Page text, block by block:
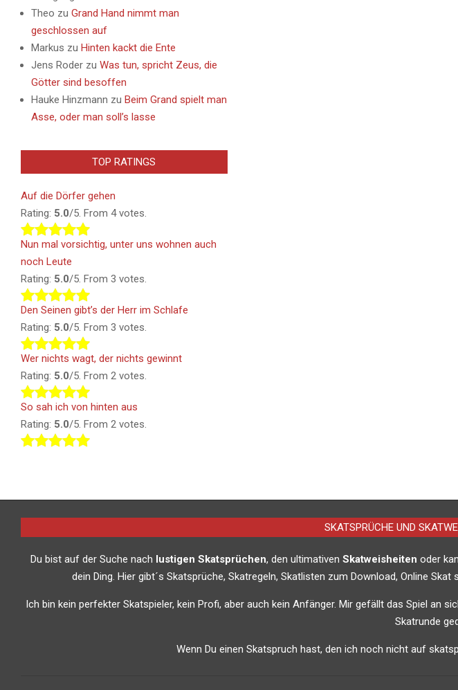
Theo zu Grand Hand nimmt man
geschlossen auf
Markus zu Hinten kackt die Ente
Jens Roder zu Was tun, spricht Zeus, die
Götter sind besoffen
Hauke Hinzmann zu Beim Grand spielt man
Asse, oder man soll’s lasse
TOP RATINGS
Auf die Dörfer gehen
Rating: 5.0/5. From 4 votes.
Nun mal vorsichtig, unter uns wohnen auch
noch Leute
Rating: 5.0/5. From 3 votes.
Den Seinen gibt’s der Herr im Schlafe
Rating: 5.0/5. From 3 votes.
Wer nichts wagt, der nichts gewinnt
Rating: 5.0/5. From 2 votes.
So sah ich von hinten aus
Rating: 5.0/5. From 2 votes.
SKATSPRÜCHE UND
Du bist auf der Suche nach lustigen Skatsprüchen, den ultimativen Skatweisheiten oder
dein Ding. Hier gibt´s Skatsprüche, Skatregeln, Skatlisten zum Download, Online
Ich bin kein perfekter Skatspieler, kein Profi, aber auch kein Anfänger. Mir gefällt das Spiel an
Skatrunde
Wenn Du einen Skatspruch hast, den ich noch nicht auf